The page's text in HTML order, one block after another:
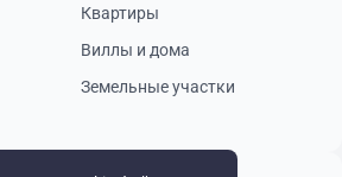
Квартиры
Виллы и дома
Земельные участки